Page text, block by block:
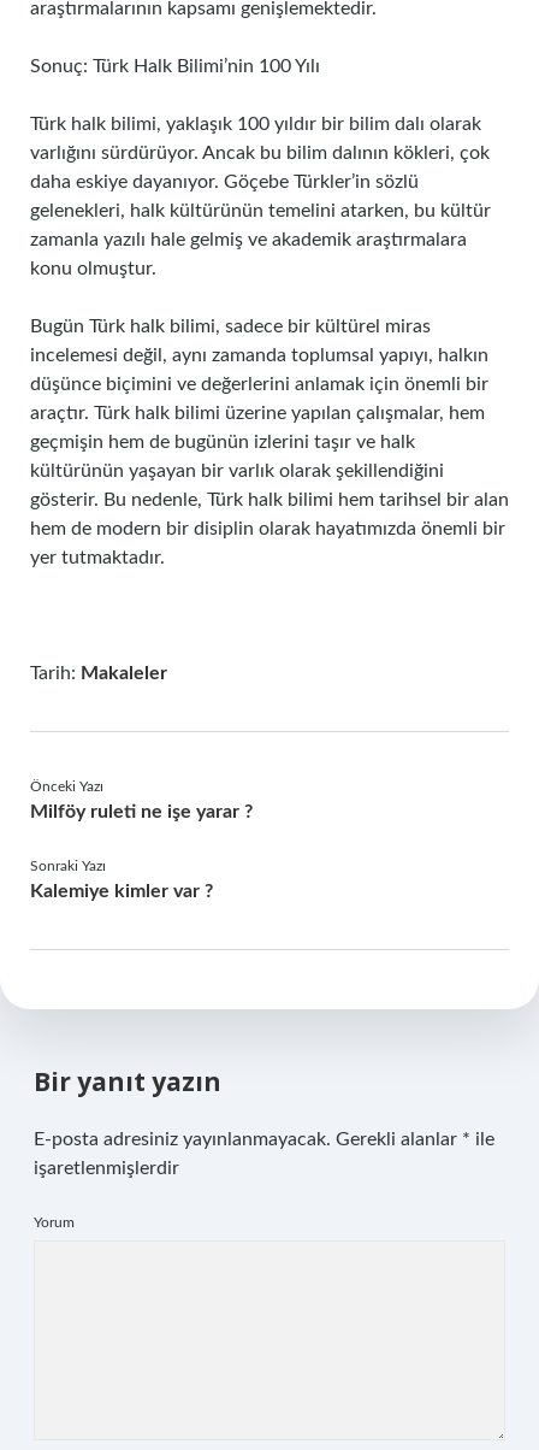
araştırmalarının kapsamı genişlemektedir.
Sonuç: Türk Halk Bilimi’nin 100 Yılı
Türk halk bilimi, yaklaşık 100 yıldır bir bilim dalı olarak
varlığını sürdürüyor. Ancak bu bilim dalının kökleri, çok
daha eskiye dayanıyor. Göçebe Türkler’in sözlü
gelenekleri, halk kültürünün temelini atarken, bu kültür
zamanla yazılı hale gelmiş ve akademik araştırmalara
konu olmuştur.
Bugün Türk halk bilimi, sadece bir kültürel miras
incelemesi değil, aynı zamanda toplumsal yapıyı, halkın
düşünce biçimini ve değerlerini anlamak için önemli bir
araçtır. Türk halk bilimi üzerine yapılan çalışmalar, hem
geçmişin hem de bugünün izlerini taşır ve halk
kültürünün yaşayan bir varlık olarak şekillendiğini
gösterir. Bu nedenle, Türk halk bilimi hem tarihsel bir alan
hem de modern bir disiplin olarak hayatımızda önemli bir
yer tutmaktadır.
Tarih: Makaleler
Önceki Yazı
Milföy ruleti ne işe yarar ?
Sonraki Yazı
Kalemiye kimler var ?
Bir yanıt yazın
E-posta adresiniz yayınlanmayacak. Gerekli alanlar * ile
işaretlenmişlerdir
Yorum